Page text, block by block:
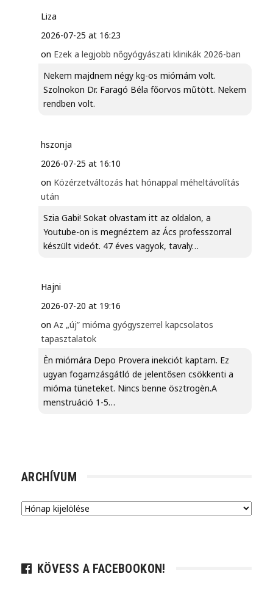
Liza
2026-07-25 at 16:23
on Ezek a legjobb nőgyógyászati klinikák 2026-ban
Nekem majdnem négy kg-os miómám volt.
Szolnokon Dr. Faragó Béla főorvos műtött. Nekem
rendben volt.
hszonja
2026-07-25 at 16:10
on Közérzetváltozás hat hónappal méheltávolítás
után
Szia Gabi! Sokat olvastam itt az oldalon, a
Youtube-on is megnéztem az Ács professzorral
készült videót. 47 éves vagyok, tavaly…
Hajni
2026-07-20 at 19:16
on Az „új” mióma gyógyszerrel kapcsolatos
tapasztalatok
Èn miómára Depo Provera inekciót kaptam. Ez
ugyan fogamzásgátló de jelentősen csökkenti a
mióma tüneteket. Nincs benne ösztrogèn.A
menstruáció 1-5…
ARCHÍVUM
Archívum
KÖVESS A FACEBOOKON!